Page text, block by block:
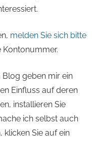
melden Sie sich bitte
Kontonummer.
Blog geben mir ein
Einfluss auf deren
installieren Sie
ich selbst auch
klicken Sie auf ein